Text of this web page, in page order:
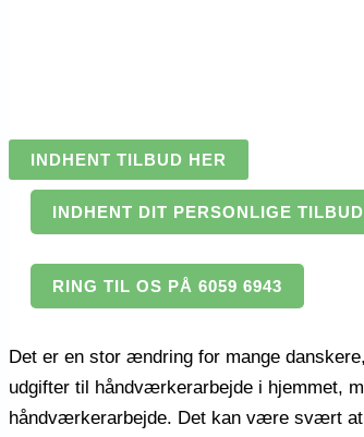
INDHENT TILBUD HER
INDHENT DIT PERSONLIGE
RING TIL OS PÅ 6059 6943
Det er en stor ændring for mange
udgifter til håndværkerarbejde i hjemmet,
håndværkerarbejde. Det kan være svært at